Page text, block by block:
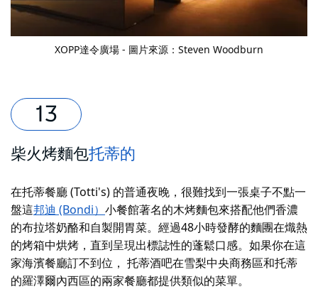
XOPP達令廣場 - 圖片來源：Steven Woodburn
柴火烤麵包托蒂的
在托蒂餐廳 (Totti's) 的普通夜晚，很難找到一張桌子不點一
盤這邦迪 (Bondi） 小餐館著名的木烤麵包來搭配他們香濃
的布拉塔奶酪和自製開胃菜。經過48小時發酵的麵團在熾熱
的烤箱中烘烤，直到呈現出標誌性的蓬鬆口感。如果你在這
家海濱餐廳訂不到位， 托蒂酒吧在雪梨中央商務區和托蒂
的羅澤爾內西區的兩家餐廳都提供類似的菜單。